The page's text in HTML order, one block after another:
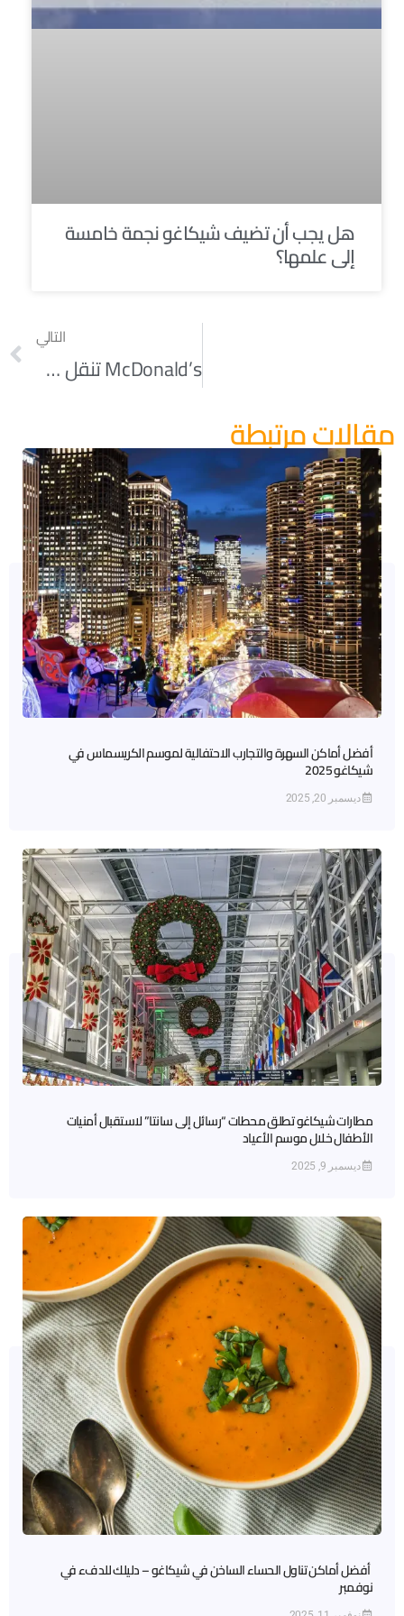
هل يجب أن تضيف شيكاغو نجمة خامسة
إلى علمها؟
التالي
McDonald’s تنقل مقرها الرئيسي إلى وسط مدينة شيكاغو
مقالات مرتبطة
أفضل أماكن السهرة والتجارب الاحتفالية لموسم الكريسماس في
شيكاغو 2025
ديسمبر 20, 2025
مطارات شيكاغو تطلق محطات “رسائل إلى سانتا” لاستقبال أمنيات
الأطفال خلال موسم الأعياد
ديسمبر 9, 2025
أفضل أماكن تناول الحساء الساخن في شيكاغو – دليلك للدفء في
نوفمبر